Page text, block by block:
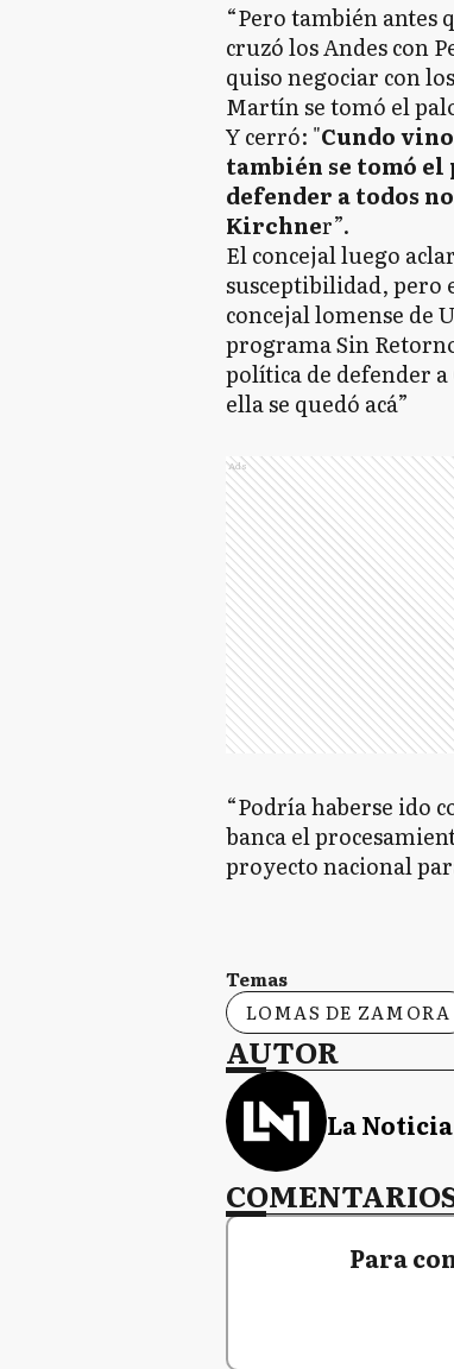
“Pero también antes
cruzó los Andes con
quiso negociar con
Martín se tomó el
Y cerró: "Cundo
también se tomó el
defender a todos
Kirchner”.
El concejal luego
susceptibilidad, pero
concejal lomense de
programa Sin
política de defender
ella se quedó acá”
Ads
“Podría haberse ido
banca el
proyecto nacional
Temas
LOMAS DE ZAMORA
AUTOR
La Noticia
Para